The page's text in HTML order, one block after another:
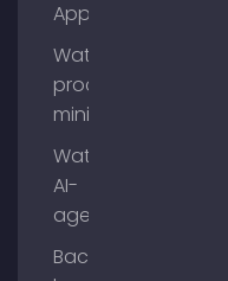
App?
Wat is
process
mining?
Wat zijn
AI-
agenten?
Backlinks